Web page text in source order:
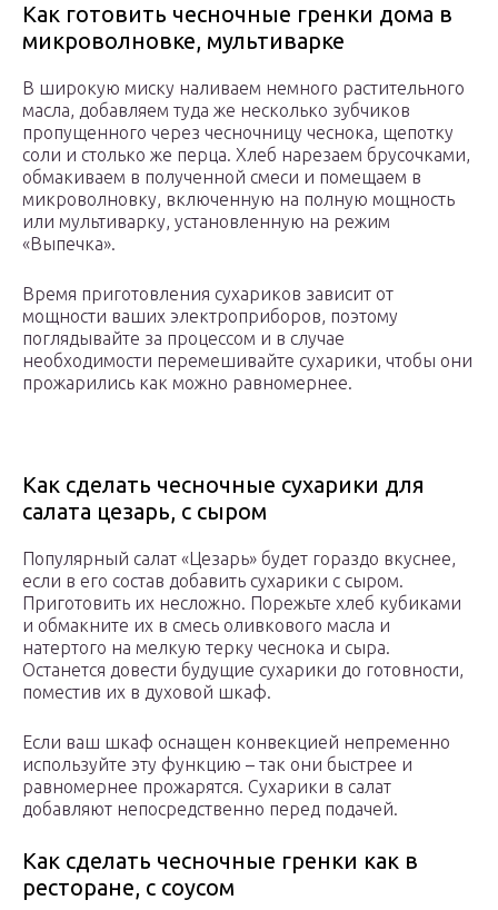
Как готовить чесночные гренки дома в
микроволновке, мультиварке
В широкую миску наливаем немного растительного
масла, добавляем туда же несколько зубчиков
пропущенного через чесночницу чеснока, щепотку
соли и столько же перца. Хлеб нарезаем брусочками,
обмакиваем в полученной смеси и помещаем в
микроволновку, включенную на полную мощность
или мультиварку, установленную на режим
«Выпечка».
Время приготовления сухариков зависит от
мощности ваших электроприборов, поэтому
поглядывайте за процессом и в случае
необходимости перемешивайте сухарики, чтобы они
прожарились как можно равномернее.
Как сделать чесночные сухарики для
салата цезарь, с сыром
Популярный салат «Цезарь» будет гораздо вкуснее,
если в его состав добавить сухарики с сыром.
Приготовить их несложно. Порежьте хлеб кубиками
и обмакните их в смесь оливкового масла и
натертого на мелкую терку чеснока и сыра.
Останется довести будущие сухарики до готовности,
поместив их в духовой шкаф.
Если ваш шкаф оснащен конвекцией непременно
используйте эту функцию – так они быстрее и
равномернее прожарятся. Сухарики в салат
добавляют непосредственно перед подачей.
Как сделать чесночные гренки как в
ресторане, с соусом